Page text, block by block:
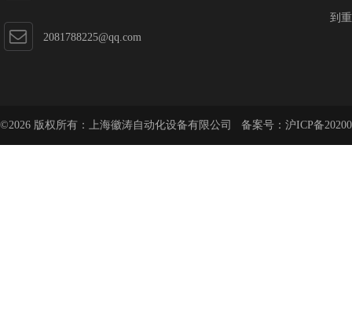
2081788225@qq.com
到
©2026 版权所有：上海徽涛自动化设备有限公司 备案号： 沪ICP备